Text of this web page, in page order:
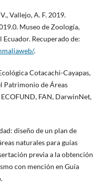
Vallejo, A. F. 2019.
Museo de Zoología,
Recuperado de:
.
Cotacachi-Cayapas,
Patrimonio de Áreas
FAN, DarwinNet,
diseño de un plan de
naturales para guías
previa a la obtención
con mención en Guía